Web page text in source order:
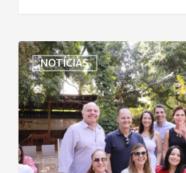
NOTÍCIAS
Uniodonto
Londrina
celebra
34
anos
com
almoço